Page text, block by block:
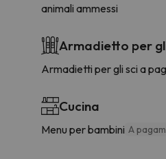
animali ammessi
Armadietto per
Armadietti per gli sci a
Cucina
Menu per bambini A